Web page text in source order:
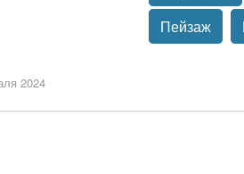
Пейзаж
2024